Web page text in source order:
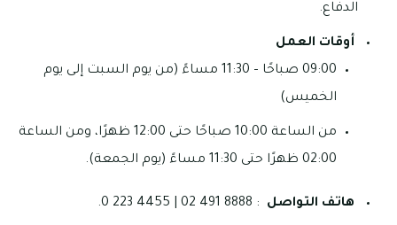
الدفاع.
أوقات العمل
09:00 صباحًا – 11:30 مساءً (من يوم السبت إلى يوم
الخميس)
من الساعة 10:00 صباحًا حتى 12:00 ظهرًا، ومن الساعة
02:00 ظهرًا حتى 11:30 مساءً (يوم الجمعة).
هاتف التواصل : 8888 491 02 | 4455 223 0.